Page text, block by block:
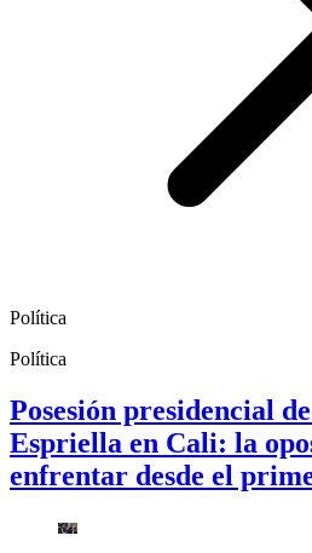
Política
Política
Posesión presidencial
Espriella en Cali: la
enfrentar desde el